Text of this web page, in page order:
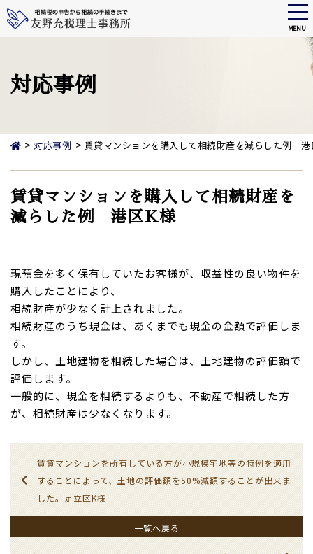
main
content
MENU
対応事例
> 対応事例 > 賃貸マンションを購入して相続財産を減らした例 港
賃貸マンションを購入して相続財産を
減らした例 港区K様
現預金を多く保有していたお客様が、収益性の良い物件を
購入したことにより、
相続財産が少なく計上されました。
相続財産のうち現金は、あくまでも現金の金額で評価しま
す。
しかし、土地建物を相続した場合は、土地建物の評価額で
評価します。
一般的に、現金を相続するよりも、不動産で相続した方
が、相続財産は少なくなります。
賃貸マンションを所有している方が小規模宅地等の特例を適用
することによって、土地の評価額を50%減額することが出来ま
した。足立区K様
一覧へ戻る